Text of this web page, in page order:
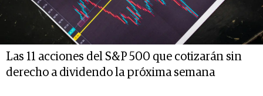
Las 11 acciones del S&P 500 que cotizarán sin
derecho a dividendo la próxima semana